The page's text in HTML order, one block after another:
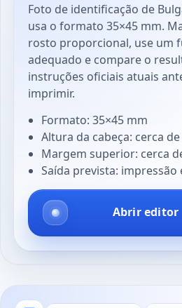
Foto de identificação de
usa o formato 35×45 mm.
rosto proporcional, use um
adequado e compare o
instruções oficiais atuais
imprimir.
Formato: 35×45 mm
Altura da cabeça: cerca de
Margem superior: cerca
Saída prevista: impressão
Abrir editor